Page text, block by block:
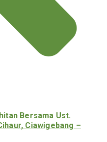
Bersama Ust.
Ciawigebang –